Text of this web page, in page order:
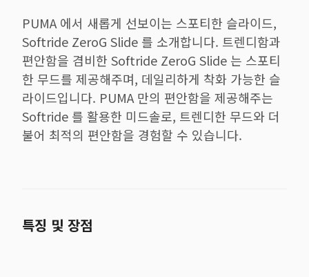
PUMA 에서 새롭게 선보이는 스포티한 슬라이드,
Softride ZeroG Slide 를 소개합니다. 트렌디함과
편안함을 겸비한 Softride ZeroG Slide 는 스포티
한 무드를 제공해주며, 데일리하게 착화 가능한 슬
라이드입니다. PUMA 만의 편안함을 제공해주는
Softride 를 활용한 미드솔로, 트렌디한 무드와 더
불어 최적의 편안함을 경험할 수 있습니다.
특징 및 장점